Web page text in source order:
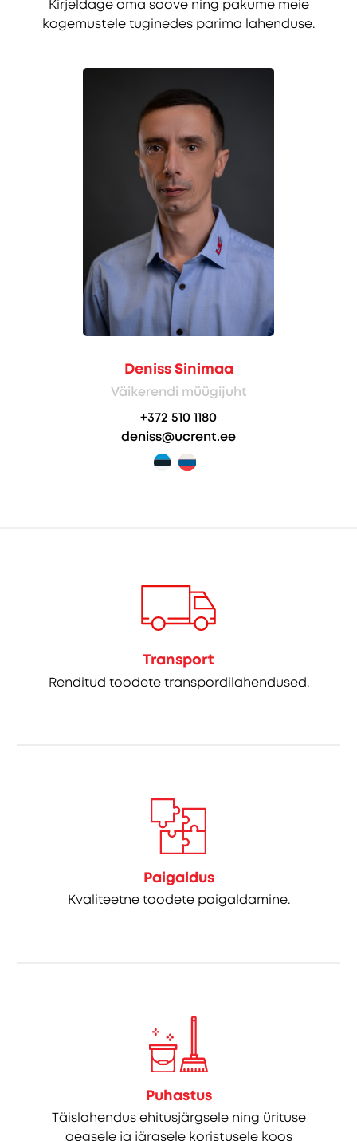
Kirjeldage oma soove ning pakume meie
kogemustele tuginedes parima lahenduse.
Deniss Sinimaa
Väikerendi müügijuht
+372 510 1180
deniss@ucrent.ee
Transport
Renditud toodete transpordilahendused.
Paigaldus
Kvaliteetne toodete paigaldamine.
Puhastus
Täislahendus ehitusjärgsele ning ürituse
aegsele ja järgsele koristusele koos